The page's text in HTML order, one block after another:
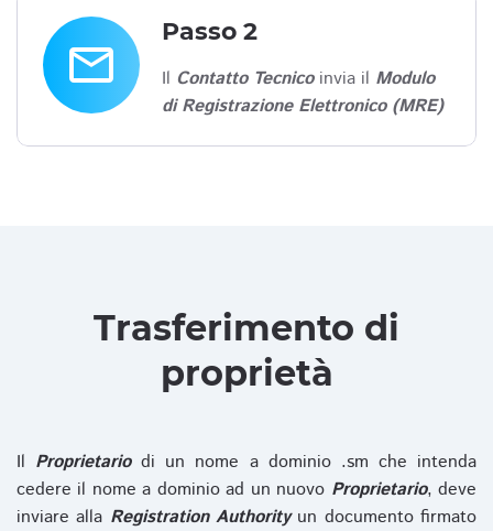
email
Passo 2
Il Contatto Tecnicoinvia il Modulo
di Registrazione Elettronico (MRE)
Trasferimento di
proprietà
Il Proprietariodi un nome a dominio .sm che intenda
cedere il nome a dominio ad un nuovo Proprietario, deve
inviare alla Registration Authorityun documento firmato